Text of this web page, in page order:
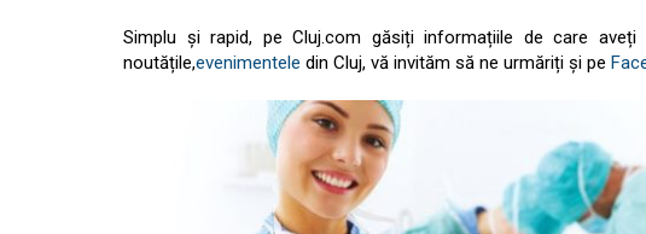
Simplu și rapid, pe Cluj.com găsiți informațiile de care
noutățile,evenimentele din Cluj, vă invităm să ne urmăriți și pe